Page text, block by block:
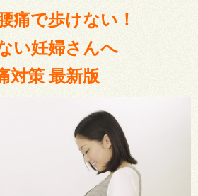
痛で歩けない！
い妊婦さんへ
対策 最新版